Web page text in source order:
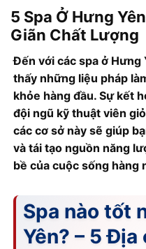
5 Spa Ở Hưng
Giãn Chất Lượng
Đến với các spa ở Hưng
thấy những liệu pháp
khỏe hàng đầu. Sự kết
đội ngũ kỹ thuật viên
các cơ sở này sẽ giúp
và tái tạo nguồn năng
bề của cuộc sống hàng
Spa nào tốt
Yên? – 5